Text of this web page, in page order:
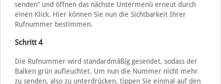
senden“ und öffnen das nächste Untermenü erneut durch
einen Klick. Hier können Sie nun die Sichtbarkeit Ihrer
Rufnummer bestimmen.
Schritt 4
Die Rufnummer wird standardmäßig gesendet, sodass der
Balken grün aufleuchtet. Um nun die Nummer nicht mehr
zu senden, also zu unterdrücken, tippen Sie einmal auf den